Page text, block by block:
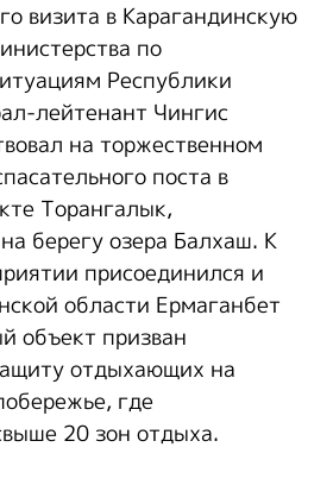
визита в Карагандинскую
по
Республики
лейтенант Чингис
на торжественном
поста в
Торангалык,
берегу озера Балхаш. К
присоединился и
области Ермаганбет
объект призван
отдыхающих на
где
20 зон отдыха.